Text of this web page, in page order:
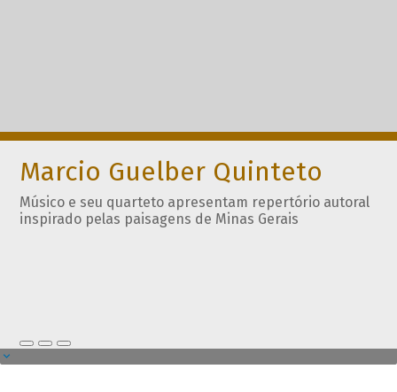
Marcio Guelber Quinteto
Músico e seu quarteto apresentam repertório autoral
inspirado pelas paisagens de Minas Gerais